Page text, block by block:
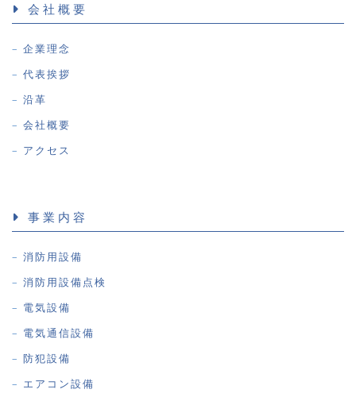
会社概要
企業理念
代表挨拶
沿革
会社概要
アクセス
事業内容
消防用設備
消防用設備点検
電気設備
電気通信設備
防犯設備
エアコン設備